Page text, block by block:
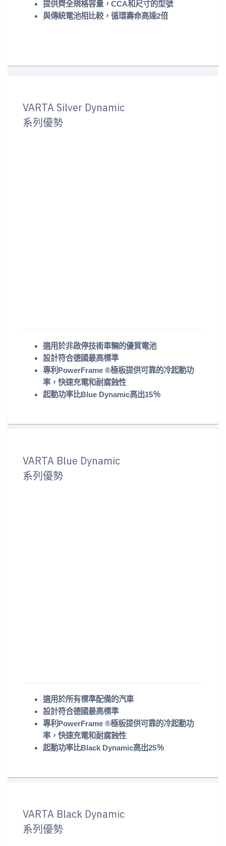
提供齊全規格容量，CCA和尺寸的型號
與傳統電池相比較，循環壽命高達2倍
VARTA Silver Dynamic
系列優勢
適用於非啟停技術車輛的優質電池
設計符合德國最高標準
專利PowerFrame ®極板提供可靠的冷起動功
率，快速充電和耐腐蝕性
起動功率比Blue Dynamic高出15％
VARTA Blue Dynamic
系列優勢
適用於所有標準配備的汽車
設計符合德國最高標準
專利PowerFrame ®極板提供可靠的冷起動功
率，快速充電和耐腐蝕性
起動功率比Black Dynamic高出25％
VARTA Black Dynamic
系列優勢